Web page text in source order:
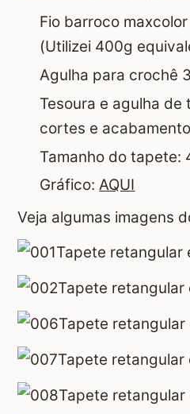
Fio barroco
(Utilizei 400g
Agulha para crochê
Tesoura e agulha de
cortes e
Tamanho do tapete:
Gráfico:AQUI
Veja algumas imagens